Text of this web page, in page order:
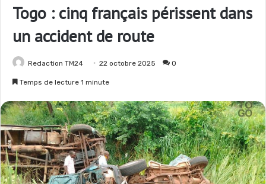
Togo : cinq français périssent dans
un accident de route
Redaction TM24 22 octobre 2025 0
Temps de lecture 1 minute